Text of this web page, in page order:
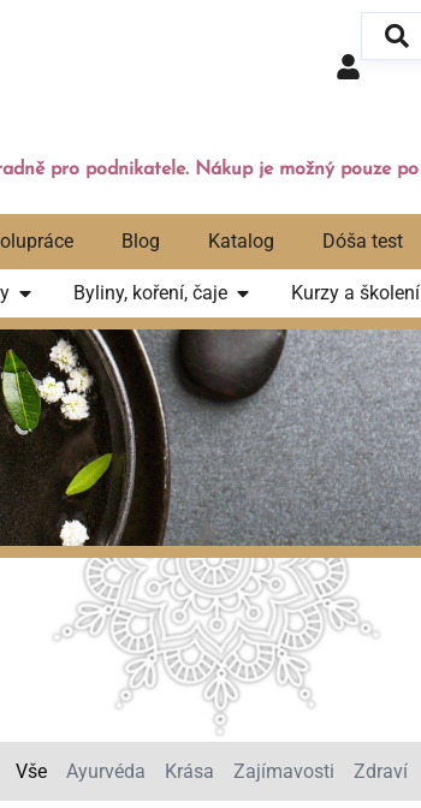
pro podnikatele. Nákup je možný pouze
Blog Katalog Dóša test
Byliny, koření, čaje Kurzy a školení
Ayurvéda Krása Zajímavosti Zdraví
Vše